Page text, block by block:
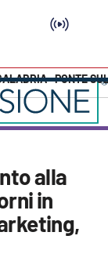
PONTE
alla
in